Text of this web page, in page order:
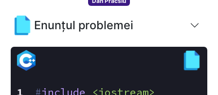
Enunțul problemei